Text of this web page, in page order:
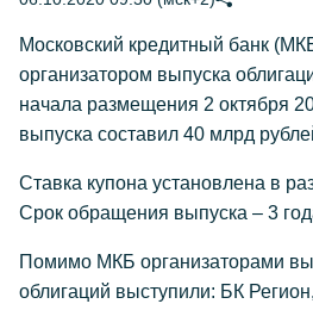
Московский кредитный банк
организатором выпуска
начала размещения 2 октября
выпуска составил 40 млрд
Ставка купона установлена в
Срок обращения выпуска – 3
Помимо МКБ организаторами
облигаций выступили: БК